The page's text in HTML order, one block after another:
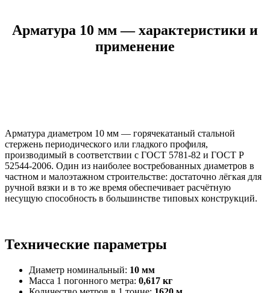
Арматура 10 мм — характеристики и
применение
Арматура диаметром 10 мм — горячекатаный стальной
стержень периодического или гладкого профиля,
производимый в соответствии с ГОСТ 5781-82 и ГОСТ Р
52544-2006. Один из наиболее востребованных диаметров в
частном и малоэтажном строительстве: достаточно лёгкая для
ручной вязки и в то же время обеспечивает расчётную
несущую способность в большинстве типовых конструкций.
Технические параметры
Диаметр номинальный: 10 мм
Масса 1 погонного метра: 0,617 кг